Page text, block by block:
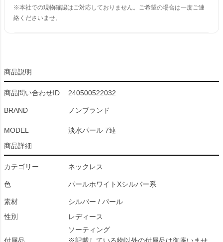
※本社での現物確認はご対応しておりません。ご希望の場合は一度ご連
絡くださいませ。
商品説明
商品問い合わせID 240500522032
BRAND ノンブランド
MODEL
淡水パール 7連
商品詳細
カテゴリー ネックレス
色 パールホワイトXシルバー系
素材
シルバー / パール
性別
レディース
ソーティング